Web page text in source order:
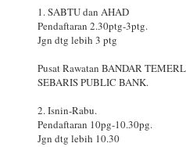
1. SABTU dan AHAD
Pendaftaran 2.30ptg-3ptg.
Jgn dtg lebih 3 ptg
Pusat Rawatan BANDAR
SEBARIS PUBLIC BANK.
2. Isnin-Rabu.
Pendaftaran 10pg-10.30pg.
Jgn dtg lebih 10.30